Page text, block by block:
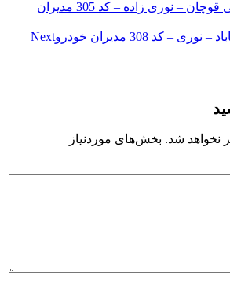
نمایندگی قوچان – نوری زاده – کد 305 مدیران
– کد 308 مدیران خودرو
Next
نخواهد شد. بخش‌های موردنیاز